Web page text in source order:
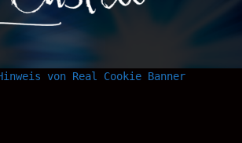
von Real Cookie Banner